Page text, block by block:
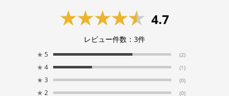
4.7
レビュー件数： 3件
★ 5 (2)
★ 4 (1)
★ 3 (0)
★ 2 (0)